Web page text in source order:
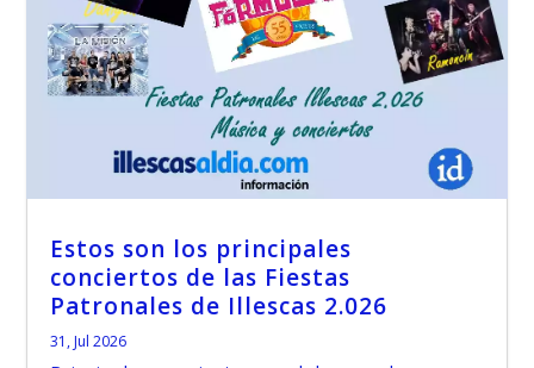
Estos son los principales
conciertos de las Fiestas
Patronales de Illescas 2.026
31, Jul 2026